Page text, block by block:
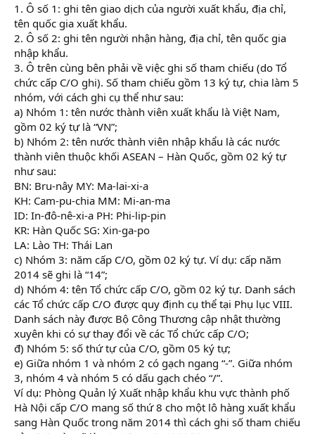
1. Ô số 1: ghi tên giao dịch của người xuất khẩu, địa chỉ,
tên quốc gia xuất khẩu.
2. Ô số 2: ghi tên người nhận hàng, địa chỉ, tên quốc gia
nhập khẩu.
3. Ô trên cùng bên phải về việc ghi số tham chiếu (do Tổ
chức cấp C/O ghi). Số tham chiếu gồm 13 ký tự, chia làm 5
nhóm, với cách ghi cụ thể như sau:
a) Nhóm 1: tên nước thành viên xuất khẩu là Việt Nam,
gồm 02 ký tự là “VN”;
b) Nhóm 2: tên nước thành viên nhập khẩu là các nước
thành viên thuộc khối ASEAN – Hàn Quốc, gồm 02 ký tự
như sau:
BN: Bru-nây MY: Ma-lai-xi-a
KH: Cam-pu-chia MM: Mi-an-ma
ID: In-đô-nê-xi-a PH: Phi-lip-pin
KR: Hàn Quốc SG: Xin-ga-po
LA: Lào TH: Thái Lan
c) Nhóm 3: năm cấp C/O, gồm 02 ký tự. Ví dụ: cấp năm
2014 sẽ ghi là “14”;
d) Nhóm 4: tên Tổ chức cấp C/O, gồm 02 ký tự. Danh sách
các Tổ chức cấp C/O được quy định cụ thể tại Phụ lục VIII.
Danh sách này được Bộ Công Thương cập nhật thường
xuyên khi có sự thay đổi về các Tổ chức cấp C/O;
đ) Nhóm 5: số thứ tự của C/O, gồm 05 ký tự;
e) Giữa nhóm 1 và nhóm 2 có gạch ngang “-”. Giữa nhóm
3, nhóm 4 và nhóm 5 có dấu gạch chéo “/”.
Ví dụ: Phòng Quản lý Xuất nhập khẩu khu vực thành phố
Hà Nội cấp C/O mang số thứ 8 cho một lô hàng xuất khẩu
sang Hàn Quốc trong năm 2014 thì cách ghi số tham chiếu